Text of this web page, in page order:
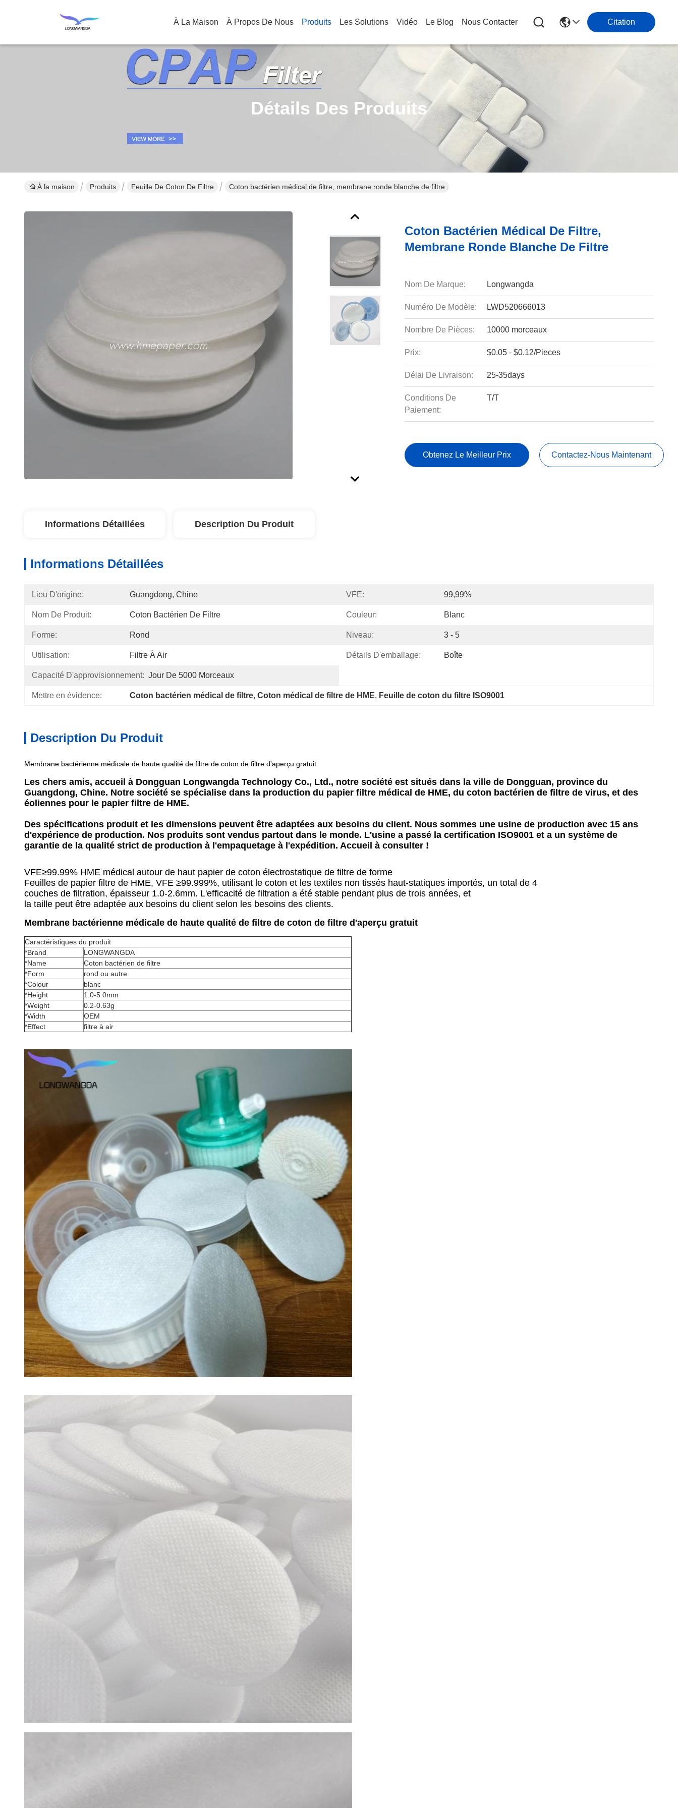
À La Maison À Propos De Nous Produits Les Solutions Vidéo Le Blog Nous Contacter Citation
Détails Des Produits
À la maison Produits Feuille De Coton De Filtre Coton bactérien médical de filtre, membrane ronde blanche de filtre
Coton Bactérien Médical De Filtre,
Membrane Ronde Blanche De Filtre
Nom De Marque: Longwangda
Numéro De Modèle: LWD520666013
Nombre De Pièces: 10000 morceaux
Prix: $0.05 - $0.12/Pieces
Délai De Livraison: 25-35days
Conditions De
Paiement:
T/T
Obtenez Le Meilleur Prix Contactez-Nous Maintenant
Informations Détaillées Description Du Produit
Informations Détaillées
Lieu D'origine: Guangdong, Chine VFE: 99,99%
Nom De Produit: Coton Bactérien De Filtre Couleur: Blanc
Forme: Rond Niveau: 3 - 5
Utilisation: Filtre À Air Détails D'emballage: Boîte
Capacité D'approvisionnement: Jour De 5000 Morceaux
Mettre en évidence: Coton bactérien médical de filtre, Coton médical de filtre de HME, Feuille de coton du filtre ISO9001
Description Du Produit
Membrane bactérienne médicale de haute qualité de filtre de coton de filtre d'aperçu gratuit
Les chers amis, accueil à Dongguan Longwangda Technology Co., Ltd., notre société est situés dans la ville de Dongguan, province du
Guangdong, Chine. Notre société se spécialise dans la production du papier filtre médical de HME, du coton bactérien de filtre de virus, et des
éoliennes pour le papier filtre de HME.
Des spécifications produit et les dimensions peuvent être adaptées aux besoins du client. Nous sommes une usine de production avec 15 ans
d'expérience de production. Nos produits sont vendus partout dans le monde. L'usine a passé la certification ISO9001 et a un système de
garantie de la qualité strict de production à l'empaquetage à l'expédition. Accueil à consulter !
VFE≥99.99% HME médical autour de haut papier de coton électrostatique de filtre de forme
Feuilles de papier filtre de HME, VFE ≥99.999%, utilisant le coton et les textiles non tissés haut-statiques importés, un total de 4
couches de filtration, épaisseur 1.0-2.6mm. L'efficacité de filtration a été stable pendant plus de trois années, et
la taille peut être adaptée aux besoins du client selon les besoins des clients.
Membrane bactérienne médicale de haute qualité de filtre de coton de filtre d'aperçu gratuit
Caractéristiques du produit
*Brand
LONGWANGDA
*Name
Coton bactérien de filtre
*Form
rond ou autre
*Colour
blanc
*Height
1.0-5.0mm
*Weight
0.2-0.63g
*Width
OEM
*Effect
filtre à air